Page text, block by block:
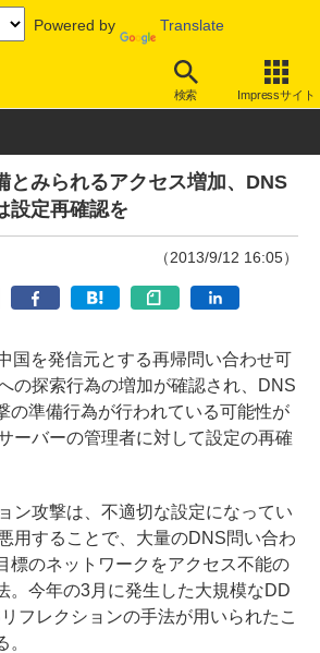
Powered by Translate
検索 Impressサイト
ック その他
とみられるアクセス増加、DNS
設定再確認を
（2013/9/12 16:05）
国を発信元とする再帰問い合わせ可
の探索行為の増加が確認され、DNS
の準備行為が行われている可能性が
ーバーの管理者に対して設定の再確
ン攻撃は、不適切な設定になってい
用することで、大量のDNS問い合わ
標のネットワークをアクセス不能の
。今年の3月に発生した大規模なDD
フレクションの手法が用いられたこ